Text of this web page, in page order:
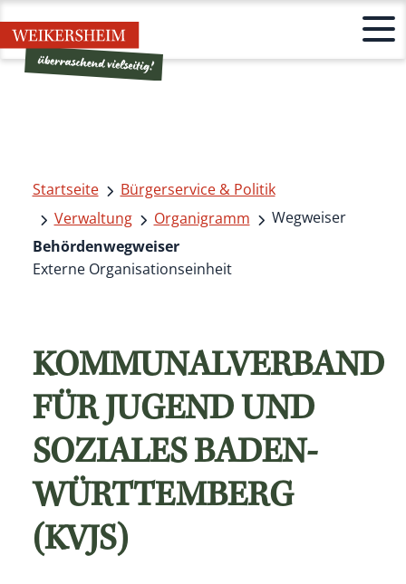
Startseite
Bürgerservice & Politik
Verwaltung
Organigramm
Wegweiser
Behördenwegweiser
Externe Organisationseinheit
KOMMUNALVERBAND
FÜR JUGEND UND
SOZIALES BADEN-
WÜRTTEMBERG
(KVJS)